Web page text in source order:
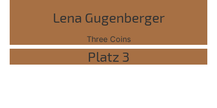
Lena Gugenberger
Three Coins
Platz 3